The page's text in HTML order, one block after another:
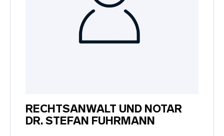
RECHTSANWALT UND NOTAR
DR. STEFAN FUHRMANN